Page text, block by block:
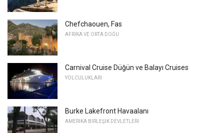
Chefchaouen, Fas
AFRIKA VE ORTA DOĞU
Carnival Cruise Düğün ve Balayı Cruises
YOLCULUKLARI
Burke Lakefront Havaalanı
AMERIKA BIRLEŞIK DEVLETLERI